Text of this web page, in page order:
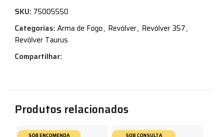
SKU: 75005550
Categorias: Arma de Fogo, Revólver, Revólver 357,
Revólver Taurus
Compartilhar:
Produtos relacionados
SOB ENCOMENDA SOB CONSULTA